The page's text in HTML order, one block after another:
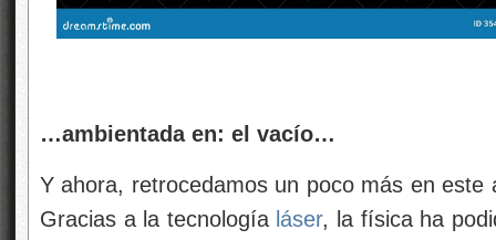
…ambientada en: el vacío…
Y ahora, retrocedamos un poco más en este
Gracias a la tecnología láser, la física ha